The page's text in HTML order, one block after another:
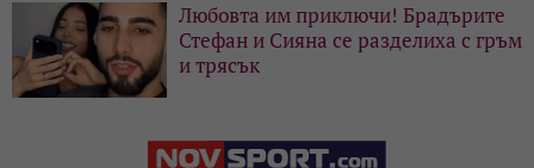
Любовта им приключи! Брадърите
Стефан и Сияна се разделиха с гръм
и трясък